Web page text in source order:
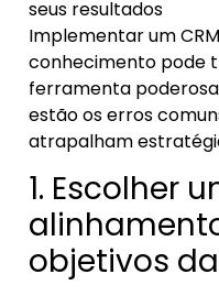
seus resultados
Implementar um
conhecimento pode
ferramenta
estão os erros
atrapalham
1. Escolher
objetivos